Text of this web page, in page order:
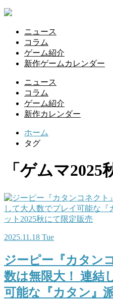
ニュース
コラム
ゲーム紹介
新作ゲームカレンダー
ニュース
コラム
ゲーム紹介
新作カレンダー
ホーム
タグ
「ゲムマ
2025.11.18 Tue
ジーピー『カタン
数は無限大！ 連結
可能な『カタン』